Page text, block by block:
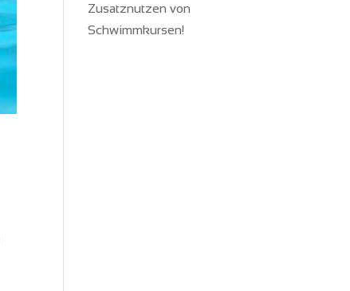
Zusatznutzen von
Schwimmkursen!